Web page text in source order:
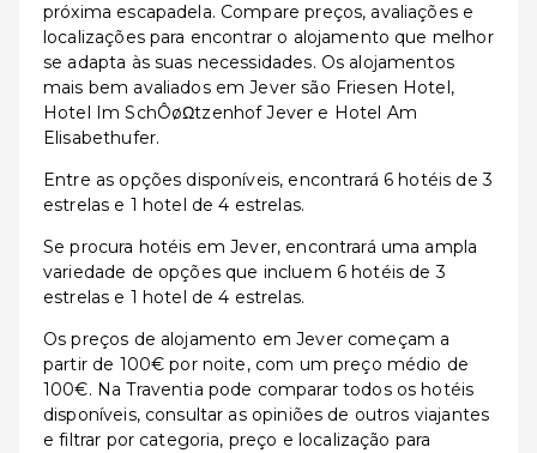
próxima escapadela. Compare preços, avaliações e
localizações para encontrar o alojamento que melhor
se adapta às suas necessidades. Os alojamentos
mais bem avaliados em Jever são Friesen Hotel,
Hotel Im SchÔøΩtzenhof Jever e Hotel Am
Elisabethufer.
Entre as opções disponíveis, encontrará 6 hotéis de 3
estrelas e 1 hotel de 4 estrelas.
Se procura hotéis em Jever, encontrará uma ampla
variedade de opções que incluem 6 hotéis de 3
estrelas e 1 hotel de 4 estrelas.
Os preços de alojamento em Jever começam a
partir de 100€ por noite, com um preço médio de
100€. Na Traventia pode comparar todos os hotéis
disponíveis, consultar as opiniões de outros viajantes
e filtrar por categoria, preço e localização para